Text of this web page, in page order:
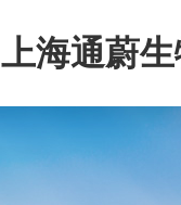
上海通蔚